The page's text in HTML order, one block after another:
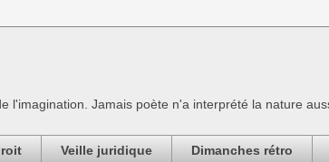
l'imagination. Jamais poète n'a interprété la nature
Veille juridique Dimanches rétro